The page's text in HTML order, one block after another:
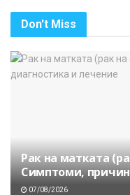
Don't Miss
Рак на матката
Симптоми,
07/08/2026